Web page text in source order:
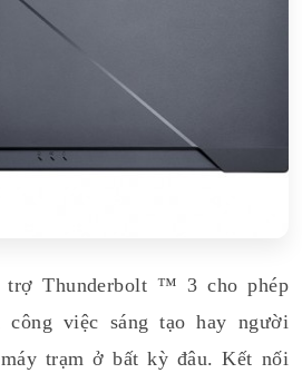
trợ Thunderbolt ™ 3 cho phép
việc sáng tạo hay người
trạm ở bất kỳ đâu. Kết nối